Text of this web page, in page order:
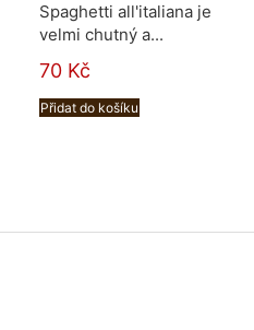
Spaghetti all'italiana je
velmi chutný a...
70 Kč
Přidat do košíku